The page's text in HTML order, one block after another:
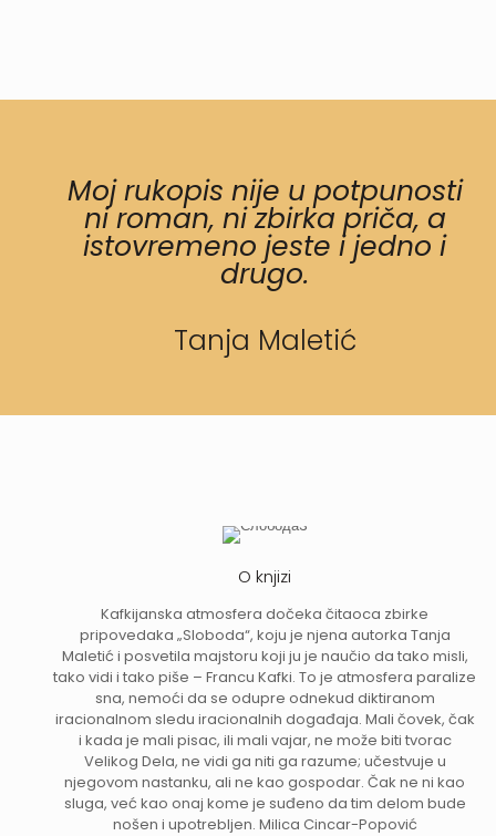
Moj rukopis nije u potpunosti
ni roman, ni zbirka priča, a
istovremeno jeste i jedno i
drugo.
Tanja Maletić
O knjizi
Kafkijanska atmosfera dočeka čitaoca zbirke
pripovedaka „Sloboda“, koju je njena autorka Tanja
Maletić i posvetila majstoru koji ju je naučio da tako misli,
tako vidi i tako piše – Francu Kafki. To je atmosfera paralize
sna, nemoći da se odupre odnekud diktiranom
iracionalnom sledu iracionalnih događaja. Mali čovek, čak
i kada je mali pisac, ili mali vajar, ne može biti tvorac
Velikog Dela, ne vidi ga niti ga razume; učestvuje u
njegovom nastanku, ali ne kao gospodar. Čak ne ni kao
sluga, već kao onaj kome je suđeno da tim delom bude
nošen i upotrebljen. Milica Cincar-Popović